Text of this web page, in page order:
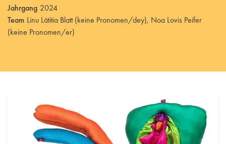
Jahrgang 2024
Team Linu Lätitia Blatt (keine Pronomen/dey), Noa Lovis Peifer
(keine Pronomen/er)